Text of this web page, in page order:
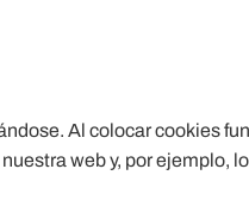
Al colocar cookies
web y, por ejemplo,